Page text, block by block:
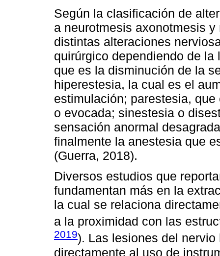
Según la clasificación de
a neurotmesis axonotmesis
distintas alteraciones
quirúrgico dependiendo de
que es la disminución de la
hiperestesia, la cual es el
estimulación; parestesia,
o evocada; sinestesia o
sensación anormal
finalmente la anestesia que
(Guerra, 2018).
Diversos estudios que
fundamentan más en la
la cual se relaciona
a la proximidad con las
2019). Las lesiones del
directamente al uso de